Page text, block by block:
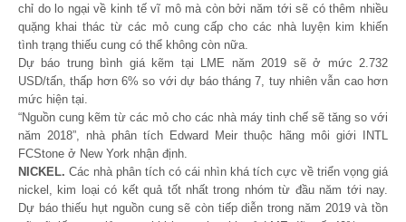
chỉ do lo ngại về kinh tế vĩ mô mà còn bởi năm tới sẽ có thêm nhiều
quặng khai thác từ các mỏ cung cấp cho các nhà luyện kim khiến
tình trạng thiếu cung có thể không còn nữa.
Dự báo trung bình giá kẽm tại LME năm 2019 sẽ ở mức 2.732
USD/tấn, thấp hơn 6% so với dự báo tháng 7, tuy nhiên vẫn cao hơn
mức hiện tại.
“Nguồn cung kẽm từ các mỏ cho các nhà máy tinh chế sẽ tăng so với
năm 2018”, nhà phân tích Edward Meir thuộc hãng môi giới INTL
FCStone ở New York nhận định.
NICKEL. Các nhà phân tích có cái nhìn khá tích cực về triển vọng giá
nickel, kim loại có kết quả tốt nhất trong nhóm từ đầu năm tới nay.
Dự báo thiếu hụt nguồn cung sẽ còn tiếp diễn trong năm 2019 và tồn